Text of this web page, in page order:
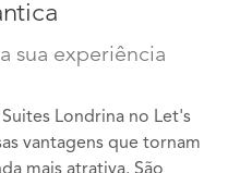
sua experiência
Londrina no Let's
vantagens que tornam
mais atrativa. São